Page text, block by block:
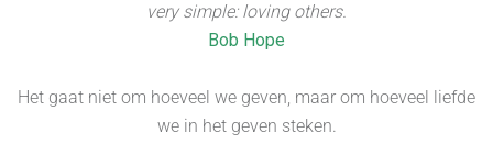
very simple: loving others.
Bob Hope
Het gaat niet om hoeveel we geven, maar om hoeveel liefde
we in het geven steken.